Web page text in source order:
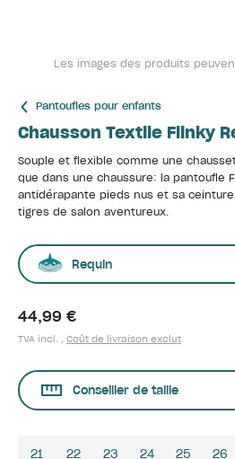
Les images des produits
Pantoufles pour enfants
Chausson Textile Flinky
Souple et flexible comme une
que dans une chaussure: la pantoufle
antidérapante pieds nus et sa
tigres de salon aventureux.
Requin
44,99 €
TVA incl. , Coût de livraison exclut
Conseiller de taille
21 22 23 24 25 26